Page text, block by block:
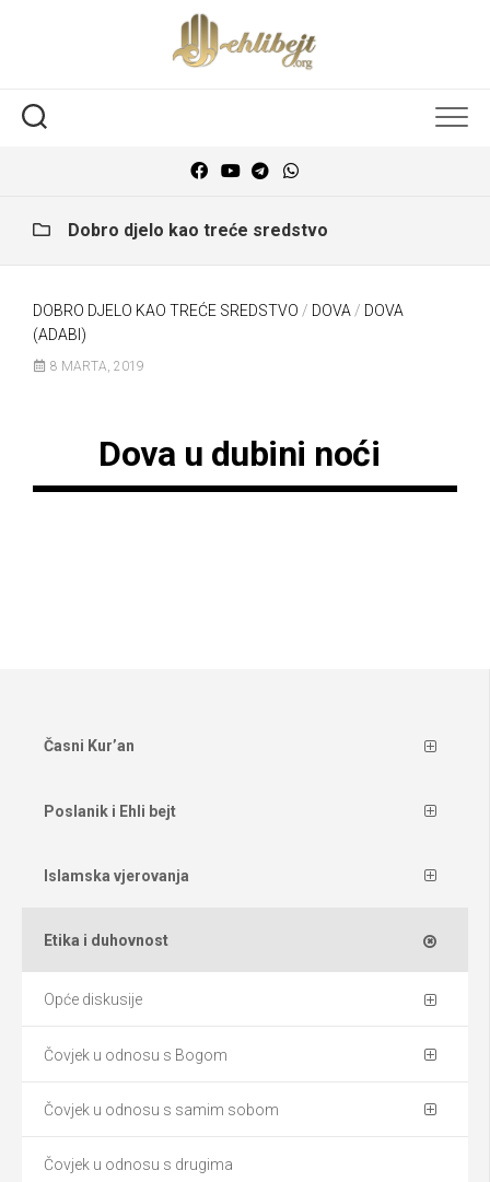
Dobro djelo kao treće sredstvo
DOBRO DJELO KAO TREĆE SREDSTVO / DOVA / DOVA
(ADABI)
8 MARTA, 2019
Dova u dubini noći
Časni Kur’an
Poslanik i Ehli bejt
Islamska vjerovanja
Etika i duhovnost
Opće diskusije
Čovjek u odnosu s Bogom
Čovjek u odnosu s samim sobom
Čovjek u odnosu s drugima